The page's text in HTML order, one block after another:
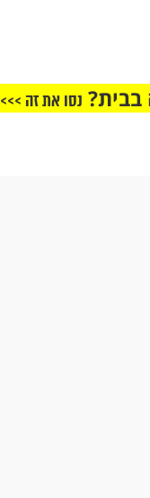
נסו את זה >>>